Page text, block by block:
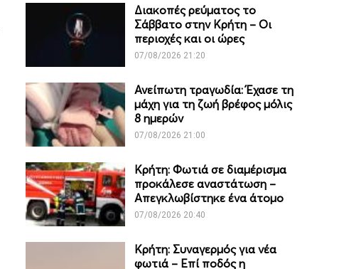
Διακοπές ρεύματος το
Σάββατο στην Κρήτη – Οι
περιοχές και οι ώρες
07/08/2026 21:20
Ανείπωτη τραγωδία: Έχασε τη
μάχη για τη ζωή βρέφος μόλις
8 ημερών
07/08/2026 21:00
Κρήτη: Φωτιά σε διαμέρισμα
προκάλεσε αναστάτωση –
Απεγκλωβίστηκε ένα άτομο
07/08/2026 20:40
Κρήτη: Συναγερμός για νέα
φωτιά – Επί ποδός η